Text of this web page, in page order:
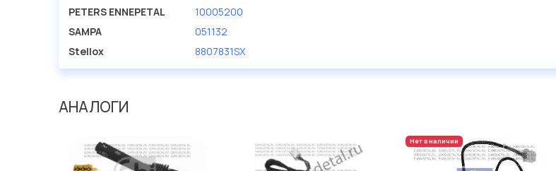
PETERS ENNEPETAL
10005200
SAMPA
051132
Stellox
8807831SX
АНАЛОГИ
Нет в наличии